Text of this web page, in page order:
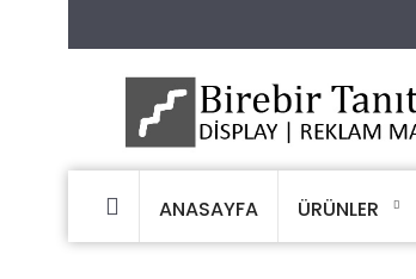
ANASAYFA ÜRÜNLER